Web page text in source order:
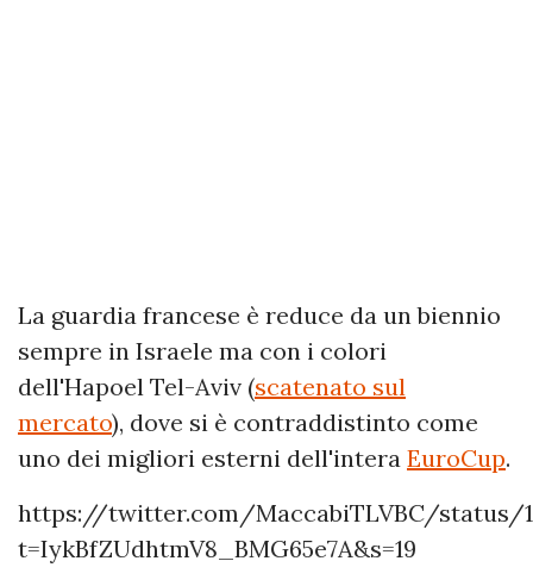
La guardia francese è reduce da un biennio
sempre in Israele ma con i colori
dell'Hapoel Tel-Aviv (scatenato sul
mercato), dove si è contraddistinto come
uno dei migliori esterni dell'intera EuroCup.
https://twitter.com/MaccabiTLVBC/status/
t=IykBfZUdhtmV8_BMG65e7A&s=19